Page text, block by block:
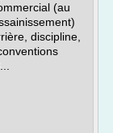
(au
discipline,